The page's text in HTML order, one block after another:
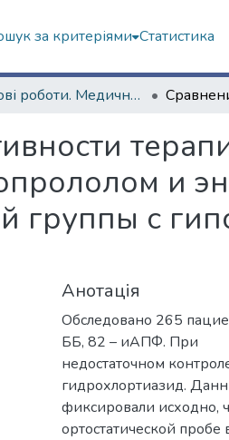
за критеріями Статистика
Наукові роботи. Медичний факультет
и
группы с
Анотація
Обследовано 265
ББ, 82 – иАПФ. При
недостаточном
гидрохлортиазид.
фиксировали исходно,
ортостатической